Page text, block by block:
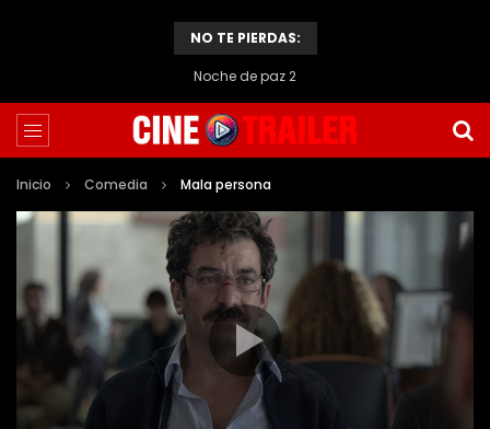
NO TE PIERDAS:
Noche de paz 2
Inicio Comedia Mala persona